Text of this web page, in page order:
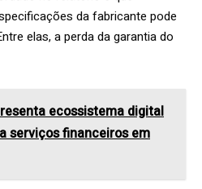
da fabricante pode
elas, a perda da garantia do
ecossistema digital
serviços financeiros em